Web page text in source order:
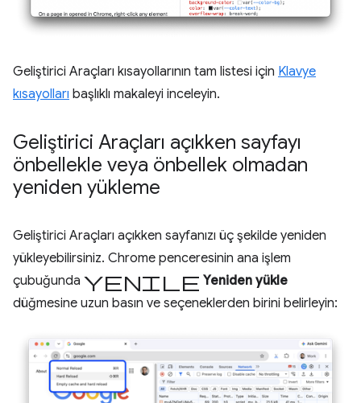
Geliştirici Araçları kısayollarının tam listesi için Klavye
kısayolları başlıklı makaleyi inceleyin.
Geliştirici Araçları açıkken sayfayı
önbellekle veya önbellek olmadan
yeniden yükleme
Geliştirici Araçları açıkken sayfanızı üç şekilde yeniden
yükleyebilirsiniz. Chrome penceresinin ana işlem
çubuğunda yenile Yeniden yükle
düğmesine uzun basın ve seçeneklerden birini belirleyin: